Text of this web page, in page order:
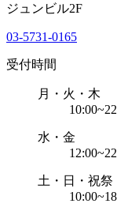
ジュンビル2F
03-5731-0165
受付時間
月・火・木
水・金
土・日・祝祭